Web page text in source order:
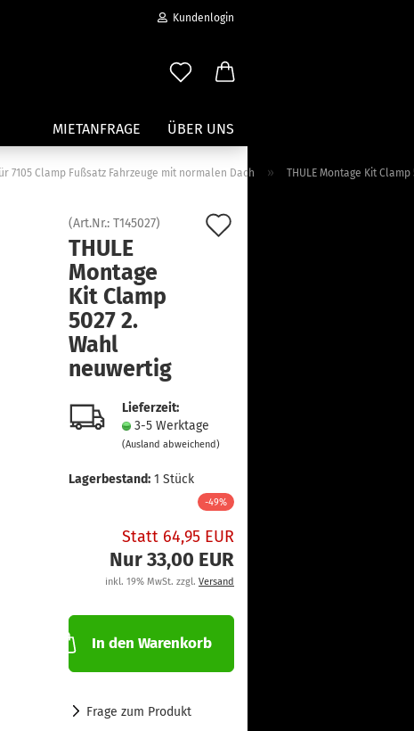
Kundenlogin
vergessen?
MIETANFRAGE ÜBER UNS
Paddleboard Traeger
Kajak und Kanuträger
Träger für Surfbretter
Zubehör für Wassersportträger
7105 Clamp Fußsatz Fahrzeuge mit normalen Dach » THULE Montage Kit
(Art.Nr.:T145027)
THULE
Montage
Kit Clamp
5027 2.
Wahl
neuwertig
Lieferzeit:
3-5 Werktage
(Ausland abweichend)
Lagerbestand: 1Stück
-49%
Statt 64,95 EUR
Nur 33,00 EUR
inkl. 19% MwSt. zzgl. Versand
In den Warenkorb
Frage zum Produkt